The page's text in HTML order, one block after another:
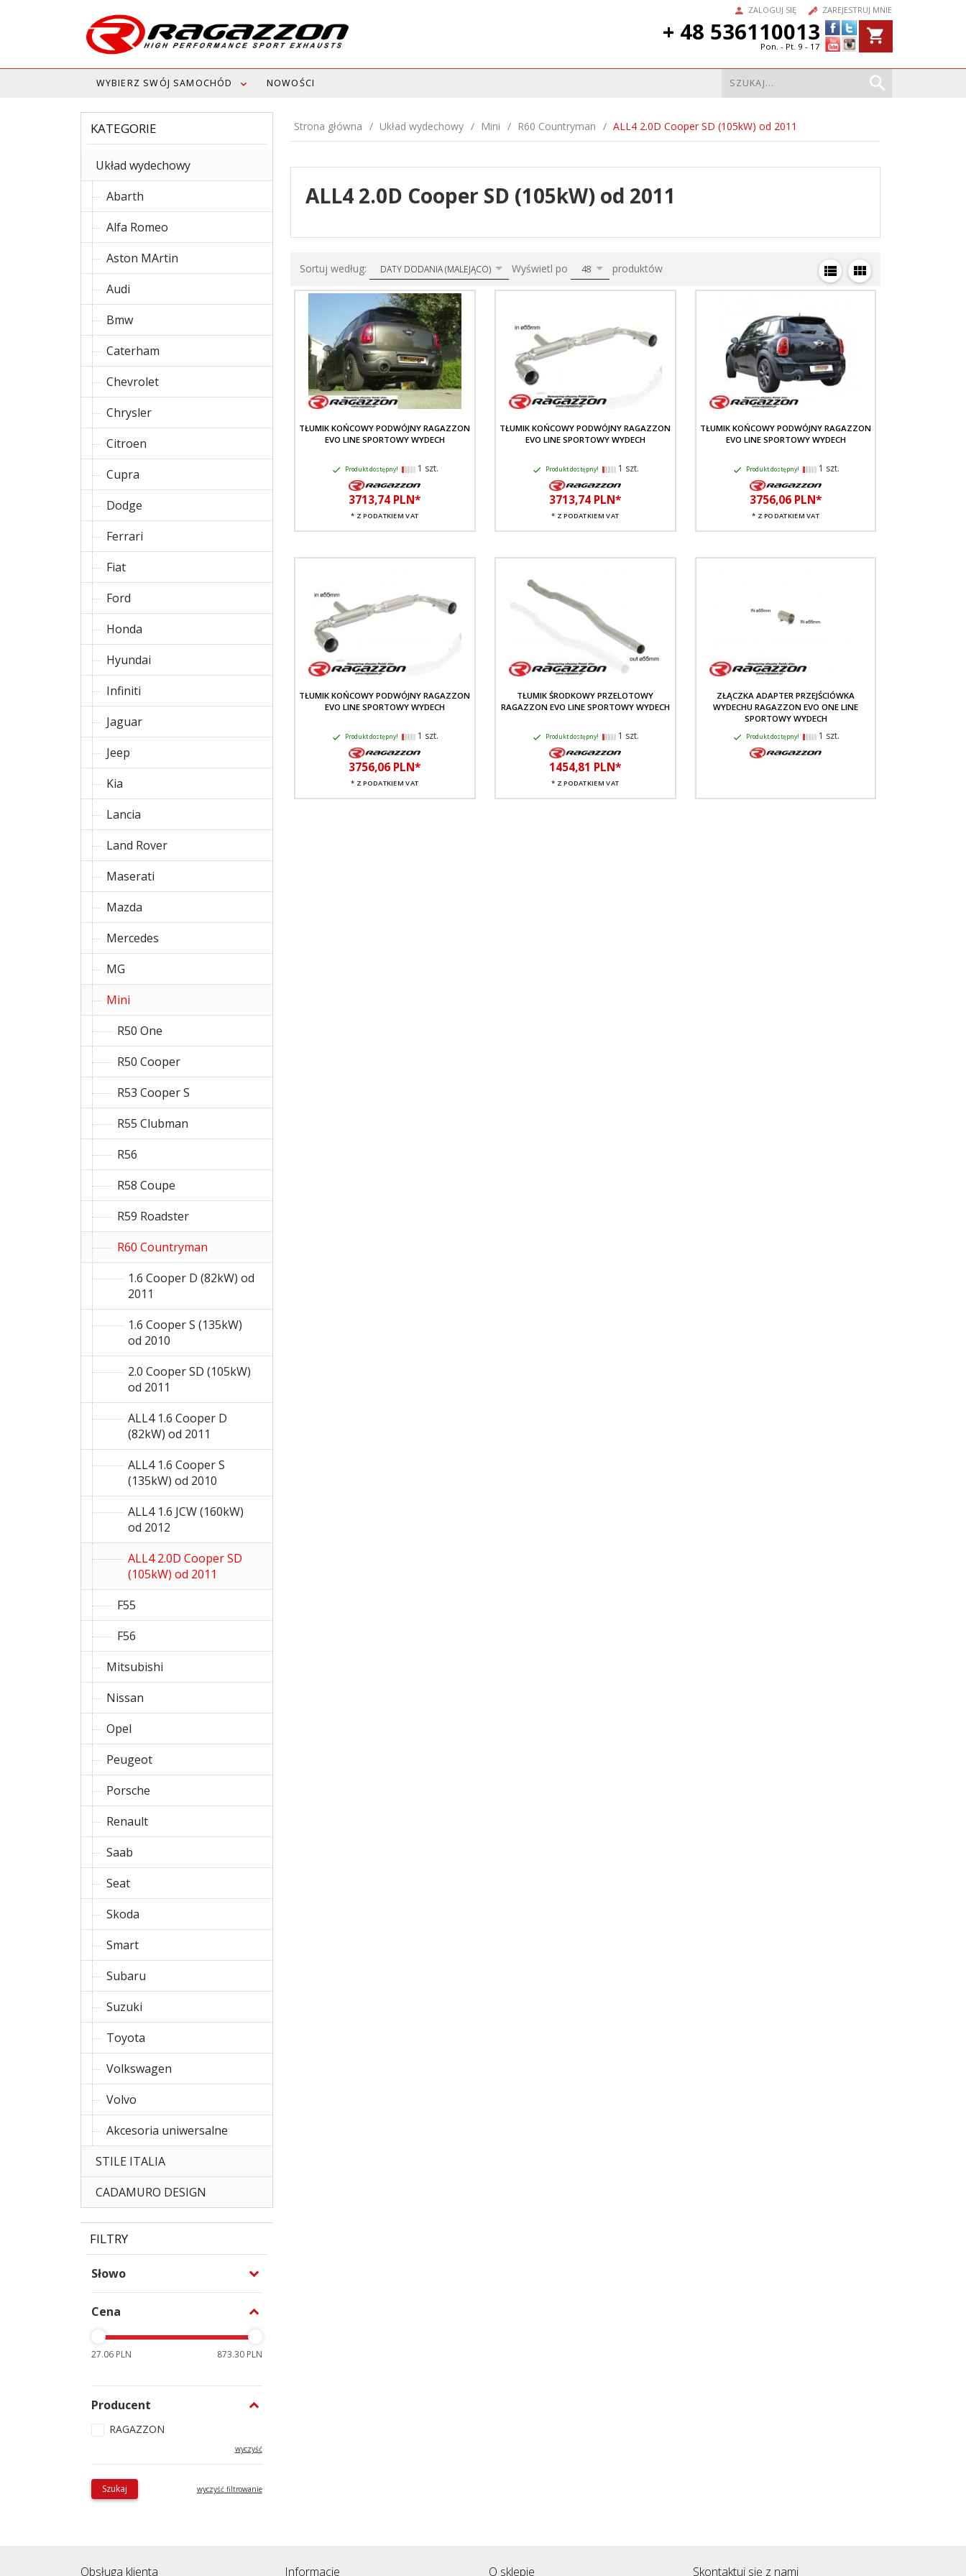
ZALOGUJ SIĘ ZAREJESTRUJ MNIE
+ 48 536110013
Pon. - Pt. 9 - 17
WYBIERZ SWÓJ SAMOCHÓD NOWOŚCI
KATEGORIE
Układ wydechowy
Abarth
Alfa Romeo
Aston MArtin
Audi
Bmw
Caterham
Chevrolet
Chrysler
Citroen
Cupra
Dodge
Ferrari
Fiat
Ford
Honda
Hyundai
Infiniti
Jaguar
Jeep
Kia
Lancia
Land Rover
Maserati
Mazda
Mercedes
MG
Mini
R50 One
R50 Cooper
R53 Cooper S
R55 Clubman
R56
R58 Coupe
R59 Roadster
R60 Countryman
1.6 Cooper D (82kW) od
2011
1.6 Cooper S (135kW)
od 2010
2.0 Cooper SD (105kW)
od 2011
ALL4 1.6 Cooper D
(82kW) od 2011
ALL4 1.6 Cooper S
(135kW) od 2010
ALL4 1.6 JCW (160kW)
od 2012
ALL4 2.0D Cooper SD
(105kW) od 2011
F55
F56
Mitsubishi
Nissan
Opel
Peugeot
Porsche
Renault
Saab
Seat
Skoda
Smart
Subaru
Suzuki
Toyota
Volkswagen
Volvo
Akcesoria uniwersalne
STILE ITALIA
CADAMURO DESIGN
FILTRY
Słowo
Cena
27.06 PLN 873.30 PLN
Producent
RAGAZZON
wyczyść
Szukaj wyczyść filtrowanie
Strona główna Układ wydechowy Mini R60 Countryman ALL4 2.0D Cooper SD (105kW) od 2011
ALL4 2.0D Cooper SD (105kW) od 2011
Sortuj według: sortDATY DODANIA (MALEJĄCO) Wyświetl po pop
48 produktów
TŁUMIK KOŃCOWY PODWÓJNY RAGAZZON
EVO LINE SPORTOWY WYDECH
Produkt dostępny! 1 szt.
3713,74 PLN*
* Z PODATKIEM VAT
TŁUMIK KOŃCOWY PODWÓJNY RAGAZZON
EVO LINE SPORTOWY WYDECH
Produkt dostępny! 1 szt.
3713,74 PLN*
* Z PODATKIEM VAT
TŁUMIK KOŃCOWY PODWÓJNY RAGAZZON
EVO LINE SPORTOWY WYDECH
Produkt dostępny! 1 szt.
3756,06 PLN*
* Z PODATKIEM VAT
TŁUMIK KOŃCOWY PODWÓJNY RAGAZZON
EVO LINE SPORTOWY WYDECH
Produkt dostępny! 1 szt.
3756,06 PLN*
* Z PODATKIEM VAT
TŁUMIK ŚRODKOWY PRZELOTOWY
RAGAZZON EVO LINE SPORTOWY WYDECH
Produkt dostępny! 1 szt.
1454,81 PLN*
* Z PODATKIEM VAT
ZŁĄCZKA ADAPTER PRZEJŚCIÓWKA
WYDECHU RAGAZZON EVO ONE LINE
SPORTOWY WYDECH
Produkt dostępny! 1 szt.
Obsługa klienta Informacje O sklepie Skontaktuj się z nami